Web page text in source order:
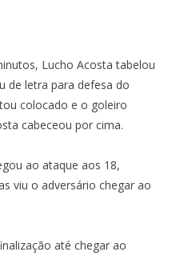
Lucho Acosta tabelou
de letra para defesa do
colocado e o goleiro
cabeceou por cima.
ao ataque aos 18,
viu o adversário chegar ao
até chegar ao